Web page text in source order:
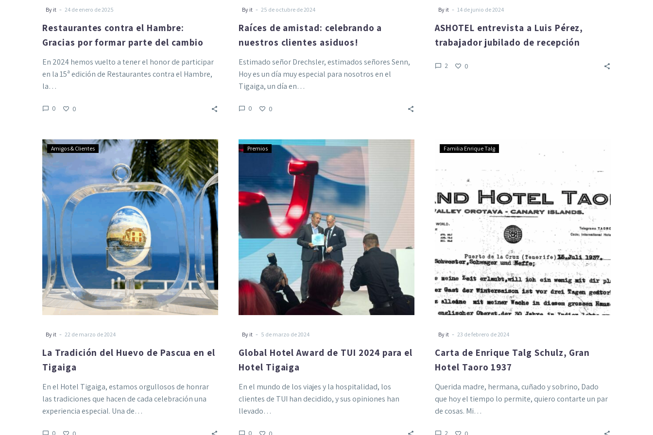
By it - 24 de enero de 2025
Restaurantes contra el Hambre:
Gracias por formar parte del cambio
En 2024 hemos vuelto a tener el honor de participar
en la 15ª edición de Restaurantes contra el Hambre,
la…
0 0
By it - 25 de octubre de 2024
Raíces de amistad: celebrando a
nuestros clientes asiduos!
Estimado señor Drechsler, estimados señores Senn,
Hoy es un día muy especial para nosotros en el
Tigaiga, un día en…
0 0
By it - 14 de junio de 2024
ASHOTEL entrevista a Luis Pérez,
trabajador jubilado de recepción
2 0
La
Tradición
del
Huevo
de
Pascua
en
el
Tigaiga
Amigos & Clientes
By it - 22 de marzo de 2024
La Tradición del Huevo de Pascua en el
Tigaiga
En el Hotel Tigaiga, estamos orgullosos de honrar
las tradiciones que hacen de cada celebración una
experiencia especial. Una de…
0
Global
Hotel
Award
de
TUI
2024
para
el
Hotel
Tigaiga
Premios
By it - 5 de marzo de 2024
Global Hotel Award de TUI 2024 para el
Hotel Tigaiga
En el mundo de los viajes y la hospitalidad, los
clientes de TUI han decidido, y sus opiniones han
llevado…
0
Enrique
Talg
Schulz,
Gran
Hotel
Taoro
1937
Familia Enrique Talg
By it - 23 de febrero de 2024
Carta de Enrique Talg Schulz, Gran
Hotel Taoro 1937
Querida madre, hermana, cuñado y sobrino, Dado
que hoy el tiempo lo permite, quiero contarte un par
de cosas. Mi…
2